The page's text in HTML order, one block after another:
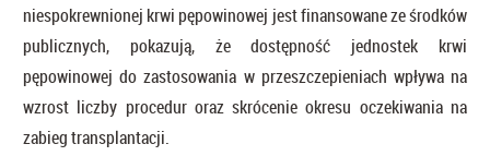
niespokrewnionej krwi pępowinowej jest finansowane ze środków
publicznych, pokazują, że dostępność jednostek krwi
pępowinowej do zastosowania w przeszczepieniach wpływa na
wzrost liczby procedur oraz skrócenie okresu oczekiwania na
zabieg transplantacji.